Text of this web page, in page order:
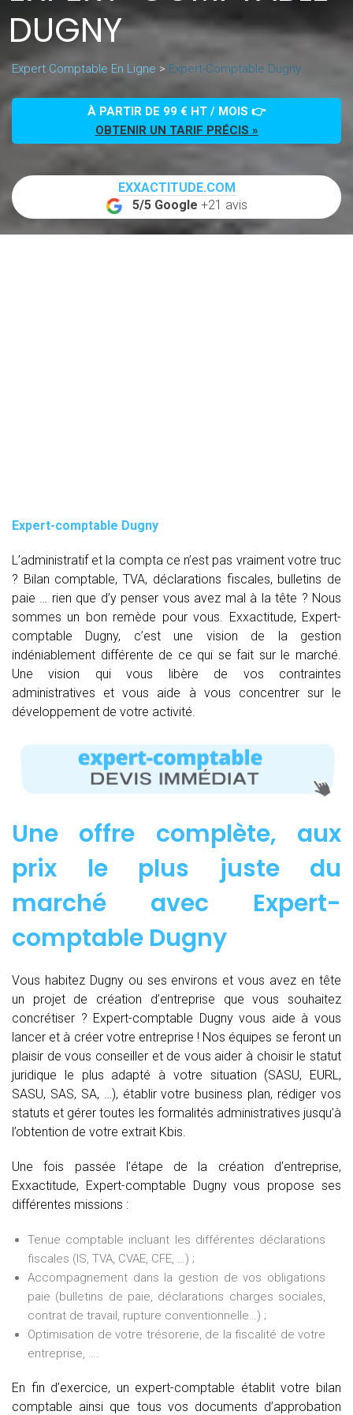
DUGNY
Expert Comptable En Ligne > Expert-Comptable Dugny
À PARTIR DE 99 € HT / MOIS 👉
OBTENIR UN TARIF PRÉCIS »
EXXACTITUDE.COM
5/5 Google +21 avis
Expert-comptable Dugny
L’administratif et la compta ce n’est pas vraiment votre truc
? Bilan comptable, TVA, déclarations fiscales, bulletins de
paie … rien que d’y penser vous avez mal à la tête ? Nous
sommes un bon remède pour vous. Exxactitude, Expert-
comptable Dugny, c’est une vision de la gestion
indéniablement différente de ce qui se fait sur le marché.
Une vision qui vous libère de vos contraintes
administratives et vous aide à vous concentrer sur le
développement de votre activité.
Une offre complète, aux
prix le plus juste du
marché avec Expert-
comptable Dugny
Vous habitez Dugny ou ses environs et vous avez en tête
un projet de création d’entreprise que vous souhaitez
concrétiser ? Expert-comptable Dugny vous aide à vous
lancer et à créer votre entreprise ! Nos équipes se feront un
plaisir de vous conseiller et de vous aider à choisir le statut
juridique le plus adapté à votre situation (SASU, EURL,
SASU, SAS, SA, …), établir votre business plan, rédiger vos
statuts et gérer toutes les formalités administratives jusqu’à
l’obtention de votre extrait Kbis.
Une fois passée l’étape de la création d’entreprise,
Exxactitude, Expert-comptable Dugny vous propose ses
différentes missions :
Tenue comptable incluant les différentes déclarations
fiscales (IS, TVA, CVAE, CFE, …) ;
Accompagnement dans la gestion de vos obligations
paie (bulletins de paie, déclarations charges sociales,
contrat de travail, rupture conventionnelle…) ;
Optimisation de votre trésorerie, de la fiscalité de votre
entreprise, ….
En fin d’exercice, un expert-comptable établit votre bilan
comptable ainsi que tous vos documents d’approbation